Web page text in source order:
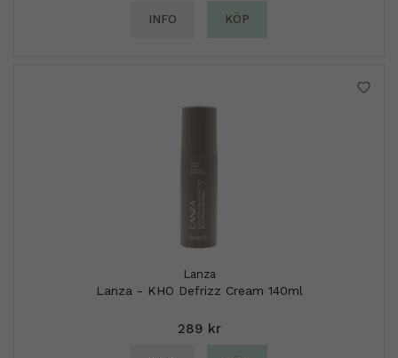
INFO KÖP
Lanza
Lanza - KHO Defrizz Cream 140ml
289 kr